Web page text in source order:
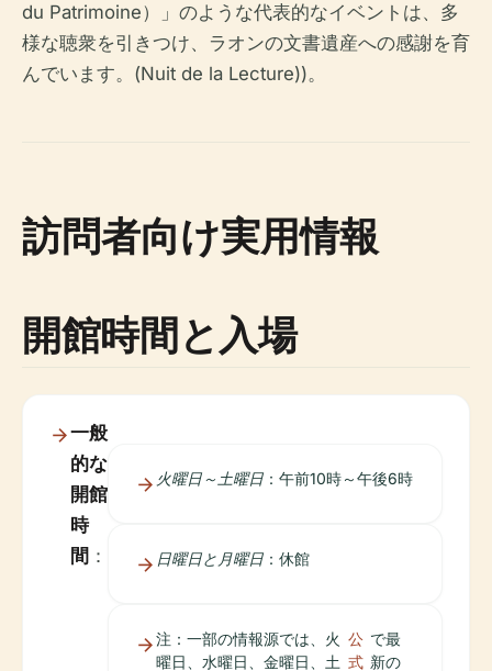
du Patrimoine）」のような代表的なイベントは、多
様な聴衆を引きつけ、ラオンの文書遺産への感謝を育
んでいます。(Nuit de la Lecture))。
訪問者向け実用情報
開館時間と入場
一般
的な
開館
時
間 ：
火曜日～土曜日 ：午前10時～午後6時
日曜日と月曜日 ：休館
注：一部の情報源では、火
曜日、水曜日、金曜日、土
公
式
で最
新の